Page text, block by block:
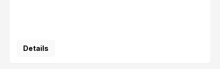
Details